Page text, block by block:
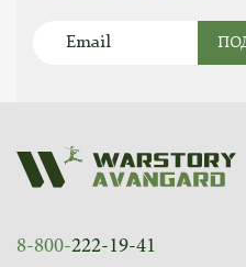
8-800-222-19-41